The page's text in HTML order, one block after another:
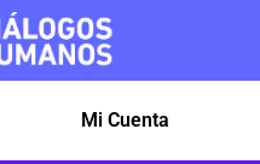
Mi Cuenta